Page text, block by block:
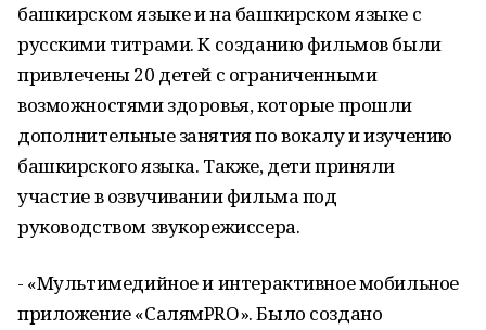
башкирском языке и на башкирском языке с
русскими титрами. К созданию фильмов были
привлечены 20 детей с ограниченными
возможностями здоровья, которые прошли
дополнительные занятия по вокалу и изучению
башкирского языка. Также, дети приняли
участие в озвучивании фильма под
руководством звукорежиссера.
- «Мультимедийное и интерактивное мобильное
приложение «СалямPRO». Было создано